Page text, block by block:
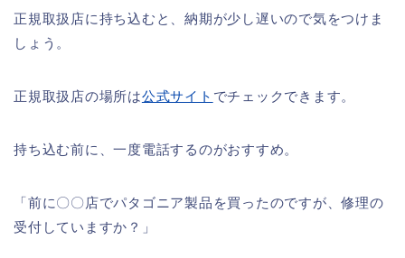
正規取扱店に持ち込むと、納期が少し遅いので気をつけま
しょう。
正規取扱店の場所は公式サイト でチェックできます。
持ち込む前に、一度電話するのがおすすめ。
「前に〇〇店でパタゴニア製品を買ったのですが、修理の
受付していますか？」